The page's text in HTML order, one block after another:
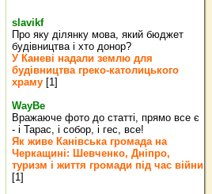
slavikf
Про яку ділянку мова, який бюджет
будівництва і хто донор?
У Каневі надали землю для
будівництва греко‐католицького
храму [1]
WayBe
Вражаюче фото до статті, прямо все є
- і Тарас, і собор, і гес, все!
Як живе Канівська громада на
Черкащині: Шевченко, Дніпро,
туризм і життя громади під час війни
[1]